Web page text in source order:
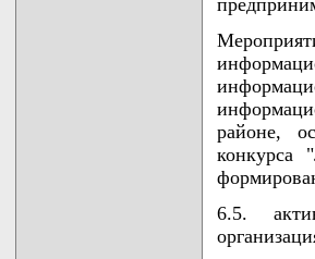
районе,
конкурса
6.5.